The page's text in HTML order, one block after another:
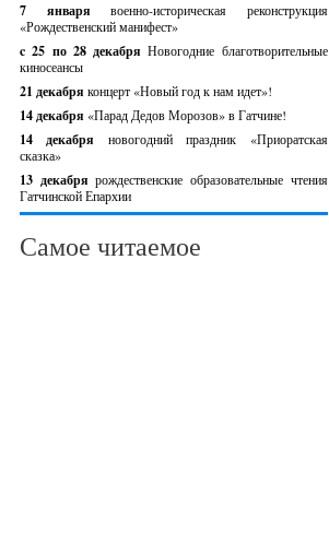
7 январявоенно-историческая реконструкция
«Рождественский манифест»
c 25 по 28 декабряНовогодние благотворительные
киносеансы
21 декабря концерт «Новый год к нам идет»!
14 декабря «Парад Дедов Морозов» в Гатчине!
14 декабря новогодний праздник «Приоратская
сказка»
13 декабрярождественские образовательные чтения
Гатчинской Епархии
Самое читаемое